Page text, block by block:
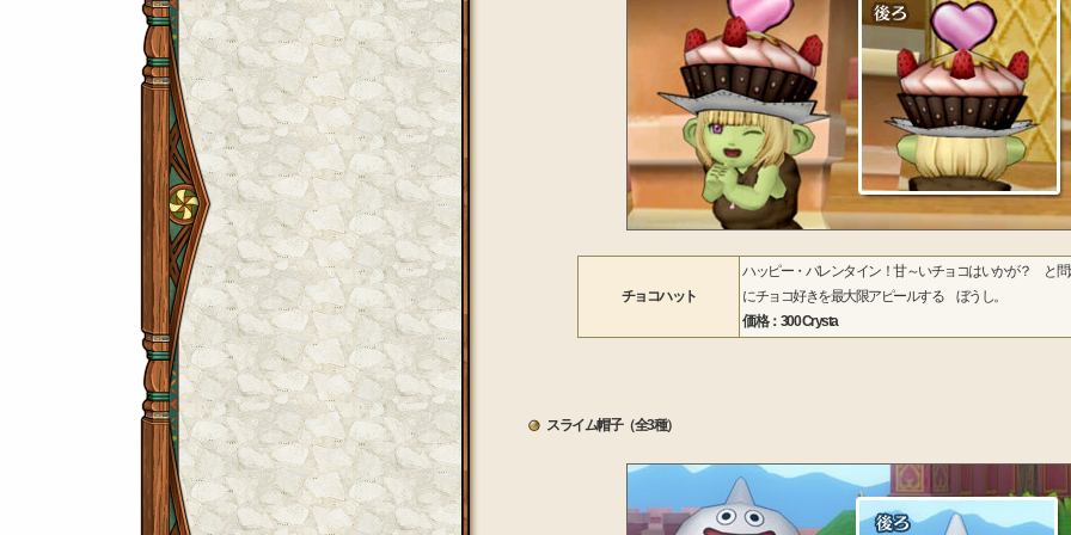
チョコハット
ハッピー・バレンタイン！甘～いチョコはいかが？ と問
にチョコ好きを最大限アピールする ぼうし。
価格：300 Crysta
スライム帽子（全3種）